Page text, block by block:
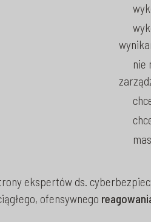
nie
ekspertów ds.
ofensywnego